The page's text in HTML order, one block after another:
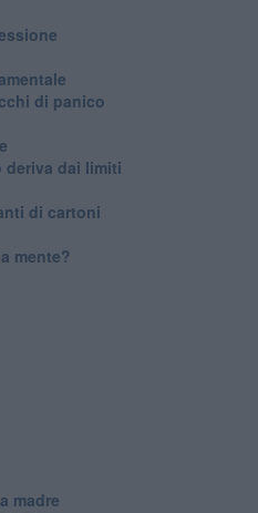
di panico
deriva dai limiti
di cartoni
mente?
madre